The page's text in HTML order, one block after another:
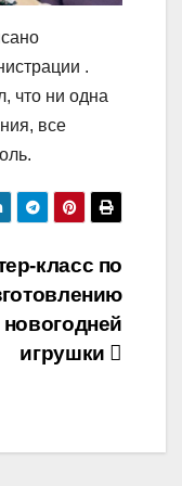
.
что ни одна
все
класс по
новогодней
игрушки